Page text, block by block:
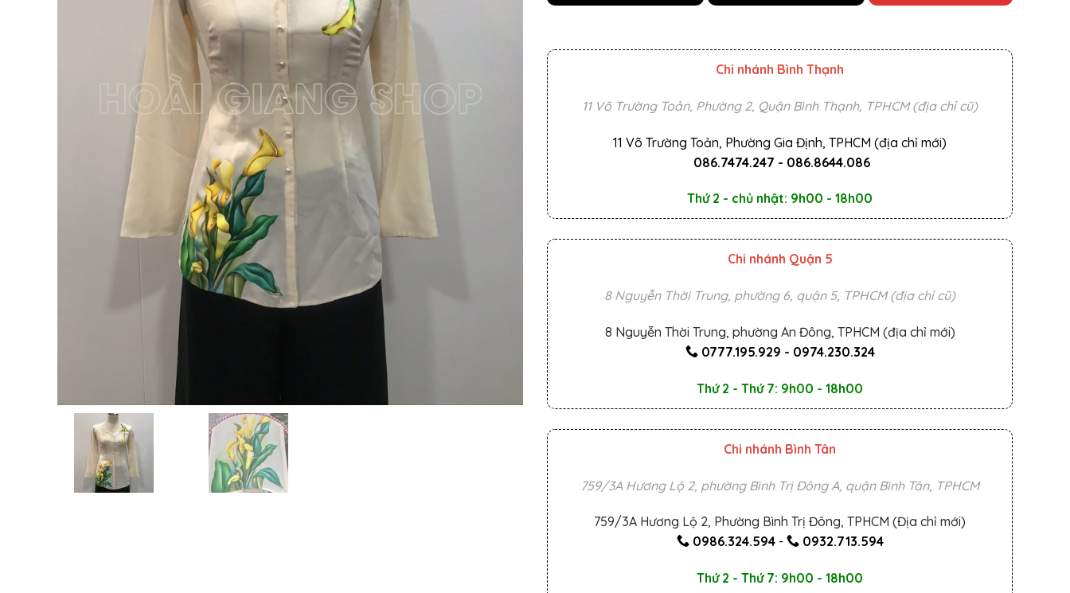
Chi nhánh Bình Thạnh
11 Võ Trường Toản, Phường 2, Quận Bình Thạnh, TPHCM (địa chỉ cũ)
11 Võ Trường Toản, Phường Gia Định, TPHCM (địa chỉ mới)
086.7474.247 - 086.8644.086
Thứ 2 - chủ nhật: 9h00 - 18h00
Chi nhánh Quận 5
8 Nguyễn Thời Trung, phường 6, quận 5, TPHCM (địa chỉ cũ)
8 Nguyễn Thời Trung, phường An Đông, TPHCM (địa chỉ mới)
0777.195.929 - 0974.230.324
Thứ 2 - Thứ 7: 9h00 - 18h00
Chi nhánh Bình Tân
759/3A Hương Lộ 2, phường Bình Trị Đông A, quận Bình Tân, TPHCM
759/3A Hương Lộ 2, Phường Bình Trị Đông, TPHCM (Địa chỉ mới)
0986.324.594- 0932.713.594
Thứ 2 - Thứ 7: 9h00 - 18h00